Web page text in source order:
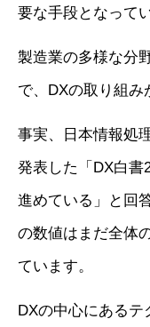
要な手段となって
製造業の多様な分
で、DXの取り組み
事実、日本情報処
発表した「DX白書
進めている」と回
の数値はまだ全体
ています。
DXの中心にある